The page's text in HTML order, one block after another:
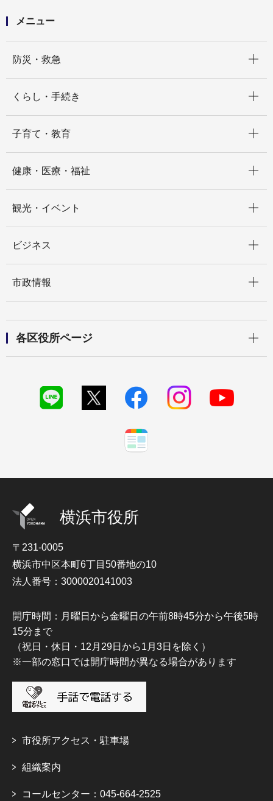
メニュー
防災・救急
くらし・手続き
子育て・教育
健康・医療・福祉
観光・イベント
ビジネス
市政情報
各区役所ページ
横浜市役所
〒231-0005
横浜市中区本町6丁目50番地の10
法人番号：3000020141003
開庁時間：月曜日から金曜日の午前8時45分から午後5時
15分まで
（祝日・休日・12月29日から1月3日を除く）
※一部の窓口では開庁時間が異なる場合があります
市役所アクセス・駐車場
組織案内
コールセンター：045-664-2525